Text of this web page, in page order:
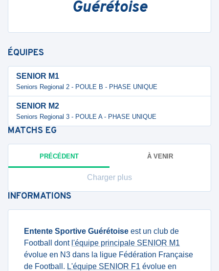
Guérétoise
ÉQUIPES
SENIOR M1
Seniors Regional 2 - POULE B - PHASE UNIQUE
SENIOR M2
Seniors Regional 3 - POULE A - PHASE UNIQUE
MATCHS EG
PRÉCÉDENT À VENIR
Charger plus
INFORMATIONS
Entente Sportive Guérétoise est un club de
Football dont l'équipe principale SENIOR M1
évolue en N3 dans la ligue Fédération Française
de Football. L'équipe SENIOR F1 évolue en